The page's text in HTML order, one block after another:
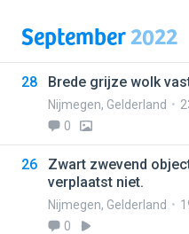
September2022
28 Brede grijze wolk
Nijmegen, Gelderland
0
26
Zwart zwevend
verplaatst niet.
Nijmegen, Gelderland
0